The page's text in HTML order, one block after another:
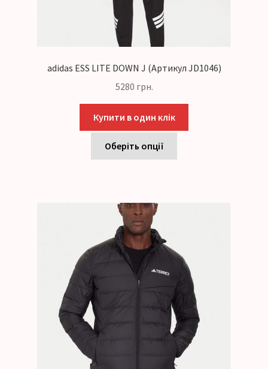
adidas ESS LITE DOWN J (Артикул JD1046)
5280 грн.
Купити в один клік
Оберіть опції